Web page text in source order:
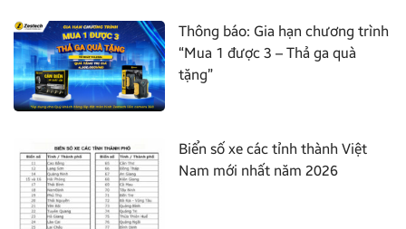
Thông báo: Gia hạn chương trình
“Mua 1 được 3 – Thả ga quà
tặng”
Biển số xe các tỉnh thành Việt
Nam mới nhất năm 2026